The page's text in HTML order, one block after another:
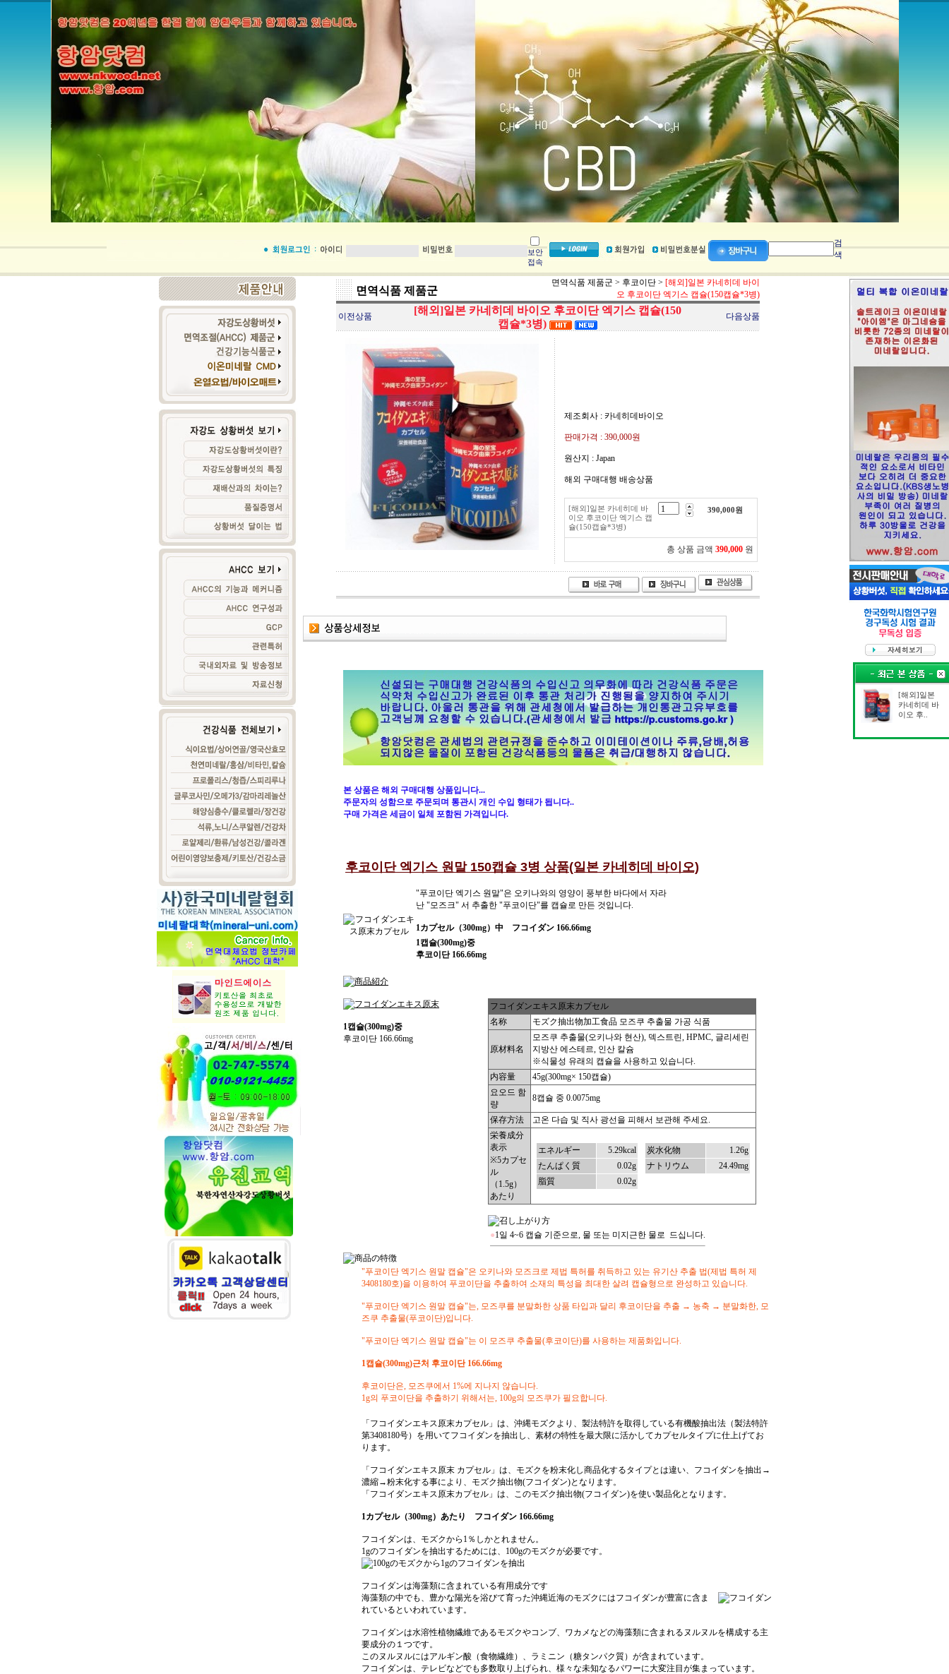
보안
접속
검
색
면역식품 제품군
면역식품 제품군 > 후코이단 > [해외]일본 카네히데 바이
오 후코이단 엑기스 캡슐(150캡슐*3병)
이전상품
[해외]일본 카네히데 바이오 후코이단 엑기스 캡슐(150
캡슐*3병)
다음상품
제조회사 : 카네히데바이오
판매가격 : 390,000원
원산지 : Japan
해외 구매대행 배송상품
[해외]일본 카네히데 바
이오 후코이단 엑기스 캡
슐(150캡슐*3병)
390,000원
총 상품 금액 390,000 원
본 상품은 해외 구매대행 상품입니다...
주문자의 성함으로 주문되며 통관시 개인 수입 형태가 됩니다..
구매 가격은 세금이 일체 포함된 가격입니다.
후코이단 엑기스 원말 150캡슐 3병 상품(일본 카네히데 바이오)
"푸코이단 엑기스 원말"은 오키나와의 영양이 풍부한 바다에서 자라
난 "모즈크" 서 추출한 "푸코이단"를 캡슐로 만든 것입니다.
1カプセル（300mg）中 フコイダン 166.66mg
1캡슐(300mg)중
후코이단 166.66mg
1캡슐(300mg)중
후코이단 166.66mg
フコイダンエキス原末カプセル
名称
モズク抽出物加工食品 모즈쿠 추출물 가공 식품
原材料名
모즈쿠 추출물(오키나와 현산), 덱스트린, HPMC, 글리세린
지방산 에스테르, 인산 칼슘
※식물성 유래의 캡슐을 사용하고 있습니다.
内容量
45g(300mg× 150캡슐)
요오드 함
량
8캡슐 중 0.0075mg
保存方法
고온 다습 및 직사 광선을 피해서 보관해 주세요.
栄養成分
表示
※5カプセ
ル
（1.5g）
あたり
エネルギー 5.29kcal 炭水化物
1.26g
たんぱく質
0.02g ナトリウム
24.49mg
脂質
0.02g
●1일 4~6 캡슐 기준으로, 물 또는 미지근한 물로 드십니다.
"푸코이단 엑기스 원말 캡슐"은 오키나와 모즈크로 제법 특허를 취득하고 있는 유기산 추출 법(제법 특허 제
3408180호)을 이용하여 푸코이단을 추출하여 소재의 특성을 최대한 살려 캡슐형으로 완성하고 있습니다.
"푸코이단 엑기스 원말 캡슐"는, 모즈쿠를 분말화한 상품 타입과 달리 후코이단을 추출 → 농축 → 분말화한, 모
즈쿠 추출물(푸코이단)입니다.
"푸코이단 엑기스 원말 캡슐"는 이 모즈쿠 추출물(후코이단)를 사용하는 제품화입니다.
1캡슐(300mg)근처 후코이단 166.66mg
후코이단은, 모즈쿠에서 1%에 지나지 않습니다.
1g의 푸코이단을 추출하기 위해서는, 100g의 모즈쿠가 필요합니다.
「フコイダンエキス原末カプセル」は、沖縄モズクより、製法特許を取得している有機酸抽出法（製法特許
第3408180号）を用いてフコイダンを抽出し、素材の特性を最大限に活かしてカプセルタイプに仕上げてお
ります。
「フコイダンエキス原末 カプセル」は、モズクを粉末化し商品化するタイプとは違い、 フコイダンを抽出→
濃縮→粉末化する事により、モズク抽出物(フコイダン)となります。
「フコイダンエキス原末カプセル」は、このモズク抽出物(フコイダン)を使い製品化となります。
1カプセル（300mg）あたり フコイダン 166.66mg
フコイダンは、モズクから1％しかとれません。
1gのフコイダンを抽出するためには、100gのモズクが必要です。
フコイダンは海藻類に含まれている有用成分です
海藻類の中でも、豊かな陽光を浴びて育った沖縄近海のモズクにはフコイダンが豊富に含ま
れているといわれています。
フコイダンは水溶性植物繊維であるモズクやコンブ、ワカメなどの海藻類に含まれるヌルヌルを構成する主
要成分の１つです。
このヌルヌルにはアルギン酸（食物繊維）、ラミニン（糖タンパク質） が含まれています。
フコイダンは、テレビなどでも多数取り上げられ、様々な未知なるパワーに大変注目が集まっています。
[해외]일본
카네히데 바
이오 후..